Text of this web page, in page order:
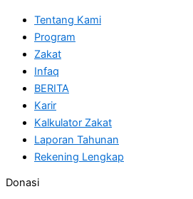
Tentang Kami
Program
Zakat
Infaq
BERITA
Karir
Kalkulator Zakat
Laporan Tahunan
Rekening Lengkap
Donasi